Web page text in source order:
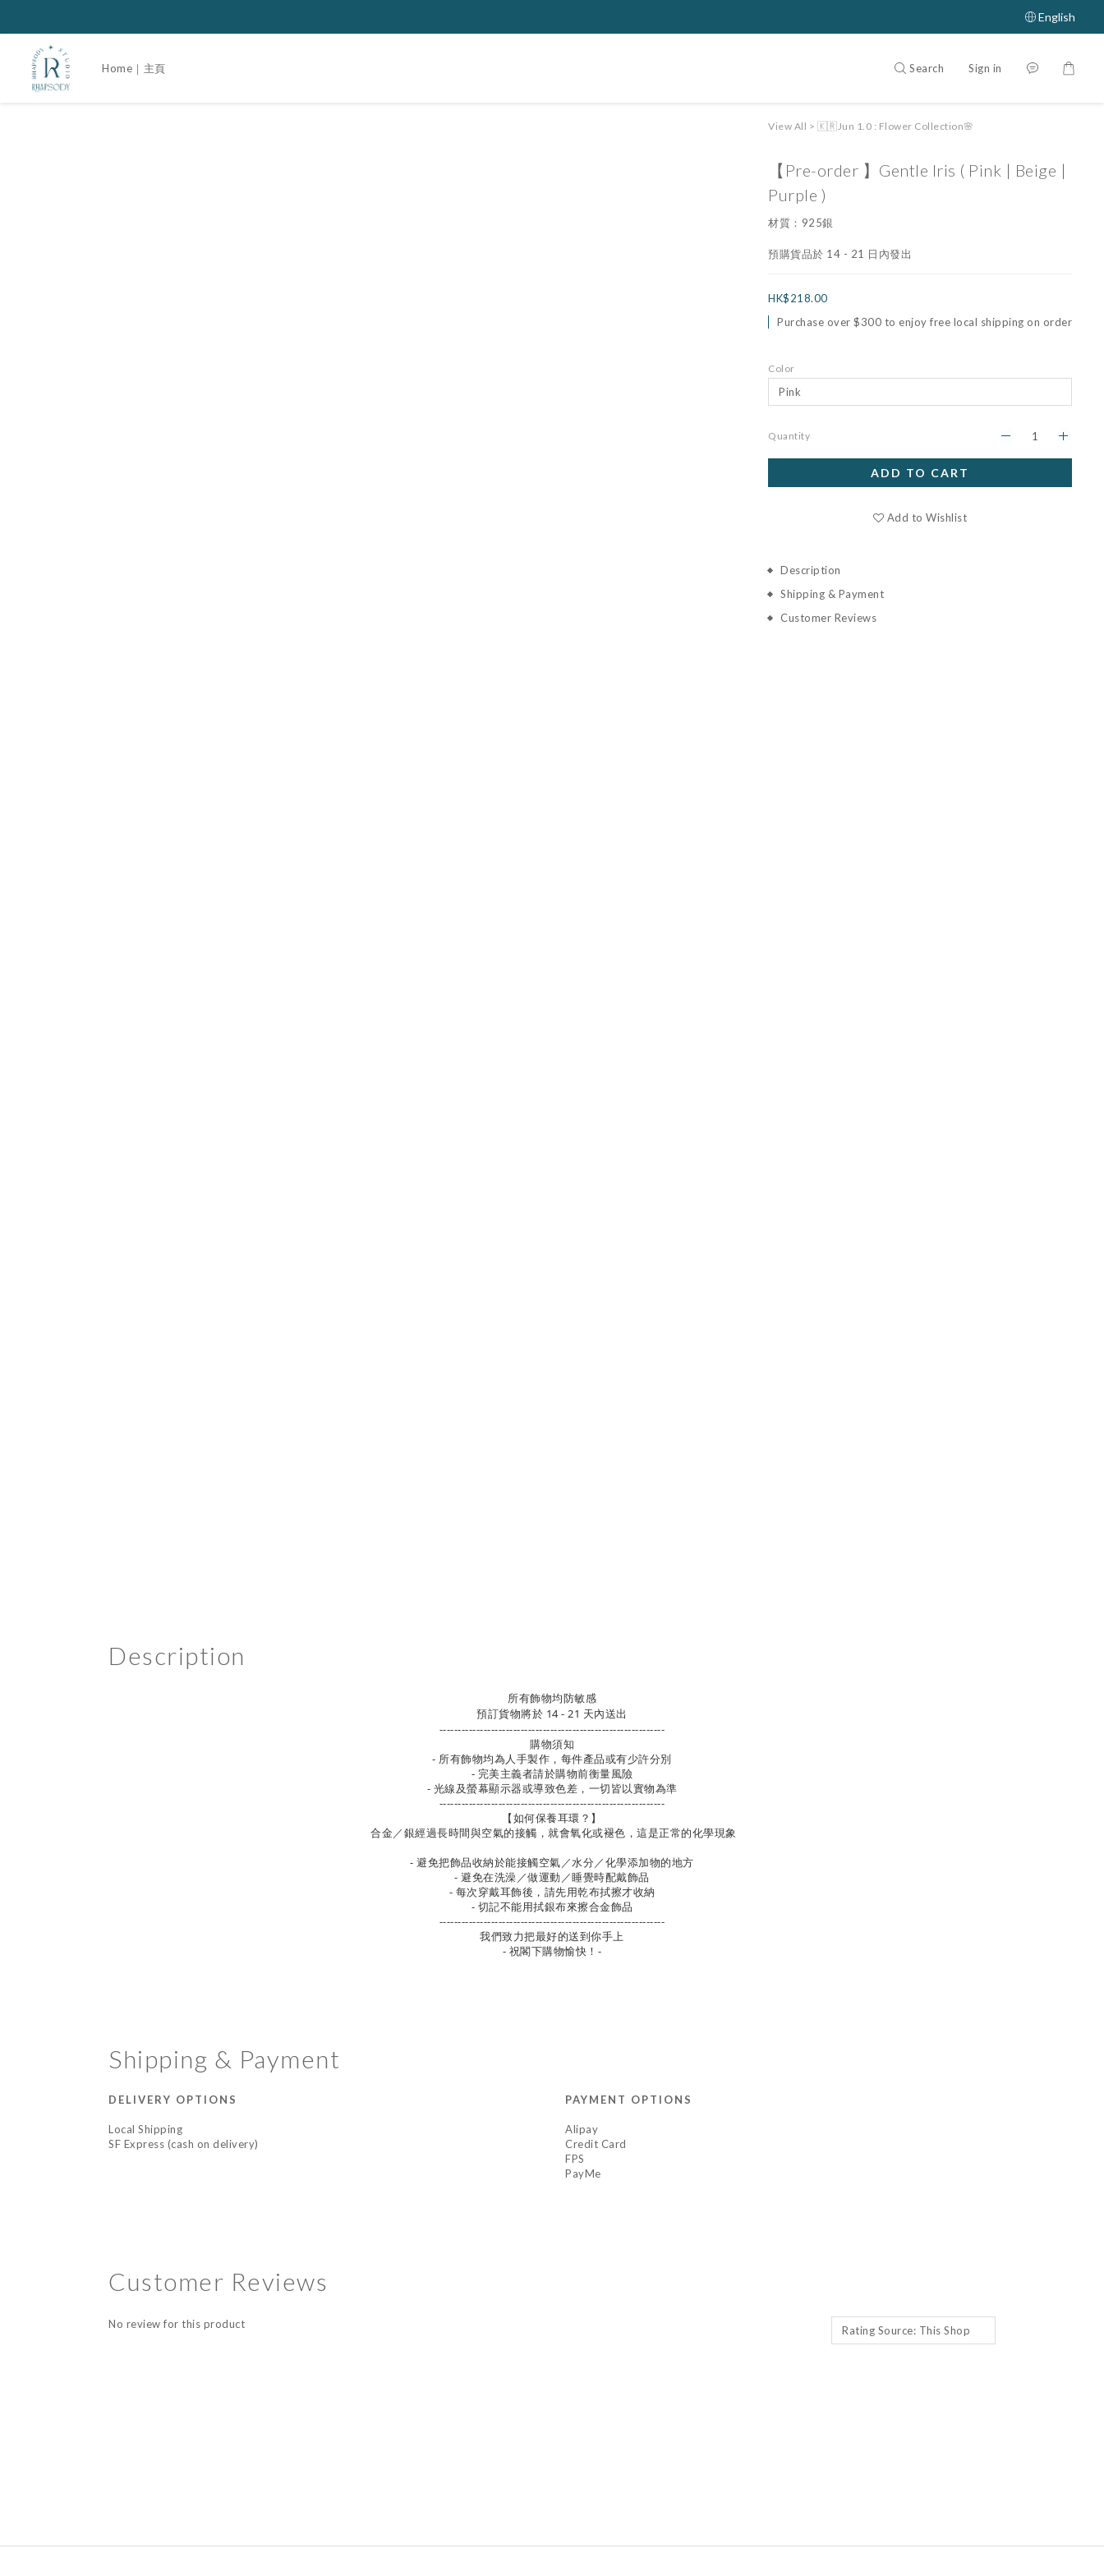
English
Home｜主頁 Search Sign in
View All > 🇰🇷Jun 1.0 : Flower Collection🌸
【Pre-order 】Gentle Iris ( Pink | Beige |
Purple )
材質：925銀
預購貨品於 14 - 21 日內發出
HK$218.00
Purchase over $300 to enjoy free local shipping on order
Color
Quantity
ADD TO CART
Add to Wishlist
Description
Shipping & Payment
Customer Reviews
Description
所有飾物均防敏感
預訂貨物將於 14 - 21 天內送出
-------------------------------------------------------------
購物須知
- 所有飾物均為人手製作，每件產品或有少許分別
- 完美主義者請於購物前衡量風險
- 光線及螢幕顯示器或導致色差，一切皆以實物為準
-------------------------------------------------------------
【如何保養耳環？】
合金／銀經過長時間與空氣的接觸，就會氧化或褪色，這是正常的化學現象
- 避免把飾品收納於能接觸空氣／水分／化學添加物的地方
- 避免在洗澡／做運動／睡覺時配戴飾品
- 每次穿戴耳飾後，請先用乾布拭擦才收納
- 切記不能用拭銀布來擦合金飾品
-------------------------------------------------------------
我們致力把最好的送到你手上
- 祝閣下購物愉快！-
Shipping & Payment
DELIVERY OPTIONS
Local Shipping
SF Express (cash on delivery)
PAYMENT OPTIONS
Alipay
Credit Card
FPS
PayMe
Customer Reviews
No review for this product